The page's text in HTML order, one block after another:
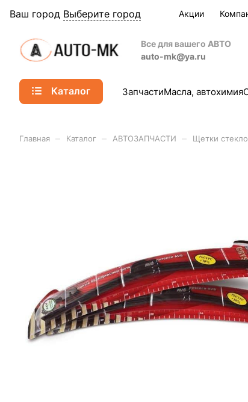
Ваш город Выберите город Акции
Все для вашего АВТО
auto-mk@ya.ru
Каталог ЗапчастиМасла, автохимия
Главная Каталог АВТОЗАПЧАСТИ Щетки